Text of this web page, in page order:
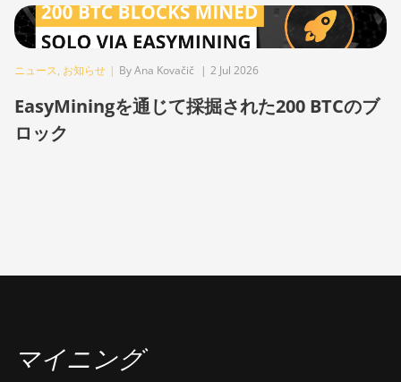
(120Th)
BITMAIN Antminer S23 (580Th)
BITMAIN Antminer S23 Hyd.
(580Th)
(158Th)
ニュース, お知らせ | By Ana Kovačič | 2 Jul 2026
EasyMiningを通じて採掘された200 BTCのブ
ロック
マイニング